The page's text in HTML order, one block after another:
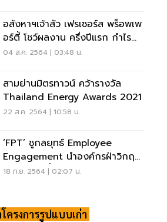
อสังหาฯเจ้าสัว เฟรเซอร์ส พร็อพเพ
อร์ตี้ โชว์ผลงาน ครึ่งปีแรก กำไร
969 ลบ.
04 ส.ค. 2564 | 03:48 น.
สามย่านมิตรทาวน์ คว้ารางวัล
Thailand Energy Awards 2021
22 ส.ค. 2564 | 10:58 น.
‘FPT’ ชูกลยุทธ์ Employee
Engagement นำองค์กรฝ่าวิกฤติ
แบบไม่บอบชํ้า
18 ก.ย. 2564 | 02:07 น.
รงการรูปแบบเก่า